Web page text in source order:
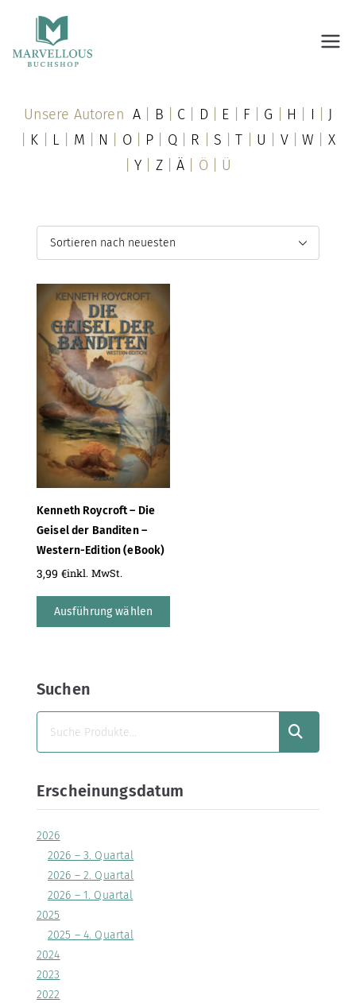
Unsere AutorenA B C D| E F G H I
J
K L M N O| P Q| R S |T U V|W
X
Y Z|Ä | Ö | Ü
Kenneth Roycroft – Die
Geisel der Banditen –
Western-Edition (eBook)
3,99 €inkl. MwSt.
Ausführung wählen
Suchen
SUCHEN
Erscheinungsdatum
2026
2026 – 3. Quartal
2026 – 2. Quartal
2026 – 1. Quartal
2025
2025 – 4. Quartal
2024
2023
2022